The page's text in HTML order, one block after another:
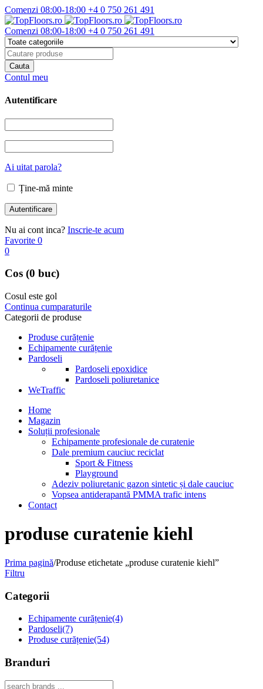
Comenzi 08:00-18:00 +4 0 750 261 491
Comenzi 08:00-18:00 +4 0 750 261 491
Contul meu
Autentificare
Ai uitat parola?
Ține-mă minte
Nu ai cont inca? Inscrie-te acum
Favorite 0
0
Cos (0 buc)
Cosul este gol
Continua cumparaturile
Categorii de produse
Produse curățenie
Echipamente curățenie
Pardoseli
Pardoseli epoxidice
Pardoseli poliuretanice
WeTraffic
Home
Magazin
Soluții profesionale
Echipamente profesionale de curatenie
Dale premium cauciuc reciclat
Sport & Fitness
Playground
Adeziv poliuretanic gazon sintetic și dale cauciuc
Vopsea antiderapantă PMMA trafic intens
Contact
produse curatenie kiehl
Prima pagină/Produse etichetate „produse curatenie kiehl”
Filtru
Categorii
Echipamente curățenie(4)
Pardoseli(7)
Produse curățenie(54)
Branduri